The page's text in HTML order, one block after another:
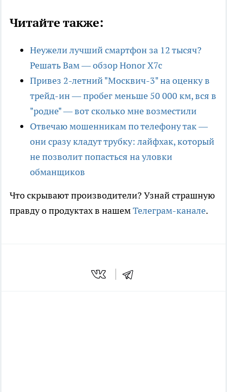
Читайте также:
Неужели лучший смартфон за 12 тысяч?
Решать Вам — обзор Honor X7c
Привез 2-летний "Москвич-3" на оценку в
трейд-ин — пробег меньше 50 000 км, вся в
"родне" — вот сколько мне возместили
Отвечаю мошенникам по телефону так —
они сразу кладут трубку: лайфхак, который
не позволит попасться на уловки
обманщиков
Что скрывают производители? Узнай страшную
правду о продуктах в нашемТелеграм-канале.